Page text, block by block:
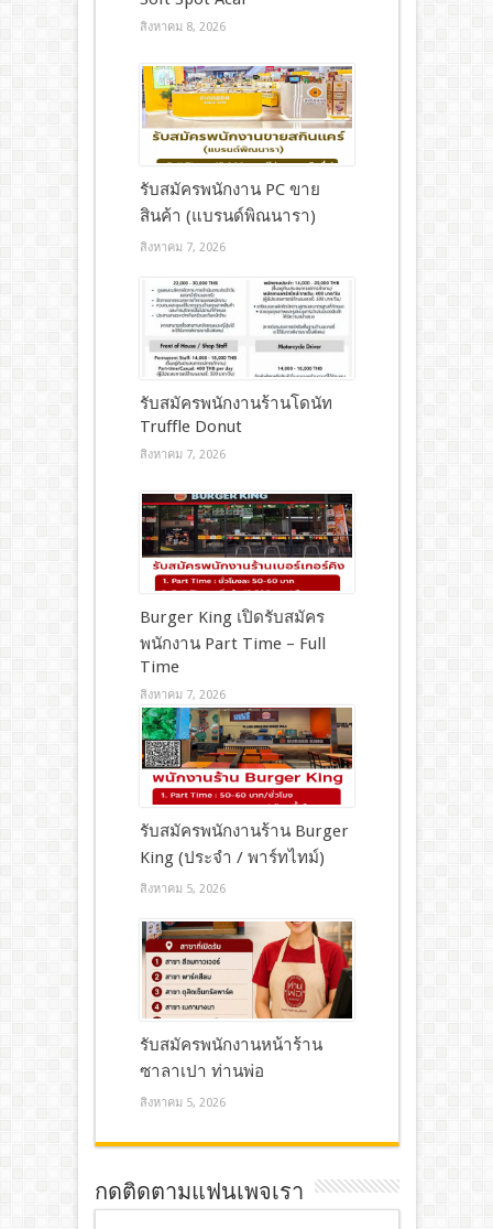
สิงหาคม 8, 2026
รับสมัครพนักงาน PC ขาย
สินค้า (แบรนด์พิณนารา)
สิงหาคม 7, 2026
รับสมัครพนักงานร้านโดนัท
Truffle Donut
สิงหาคม 7, 2026
Burger King เปิดรับสมัคร
พนักงาน Part Time – Full
Time
สิงหาคม 7, 2026
รับสมัครพนักงานร้าน Burger
King (ประจำ / พาร์ทไทม์)
สิงหาคม 5, 2026
รับสมัครพนักงานหน้าร้าน
ซาลาเปา ท่านพ่อ
สิงหาคม 5, 2026
กดติดตามแฟนเพจเรา